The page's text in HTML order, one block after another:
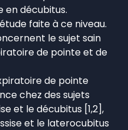
en décubitus.
faite à ce niveau.
le sujet sain
de pointe et de
de pointe
chez des sujets
et le décubitus [1,2],
et le laterocubitus